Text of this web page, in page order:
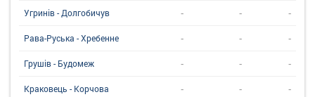
Угринiв - Долгобичув - - -
Рава-Руська - Хребенне - - -
Грушів - Будомеж - - -
Краковець - Корчова - - -